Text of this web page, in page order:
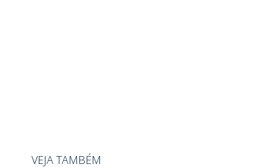
VEJA TAMBÉM